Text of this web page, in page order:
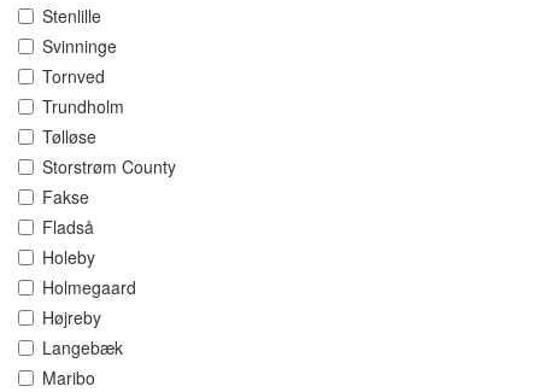
Stenlille
Svinninge
Tornved
Trundholm
Tølløse
Storstrøm County
Fakse
Fladså
Holeby
Holmegaard
Højreby
Langebæk
Maribo